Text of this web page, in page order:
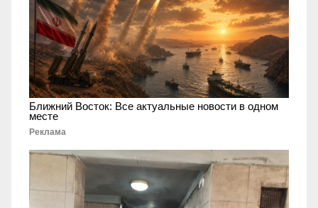
Ближний Восток: Все актуальные новости в одном
месте
Реклама